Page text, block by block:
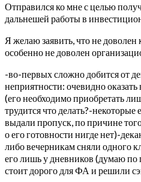
Отправился ко мне с целью
дальнешей работы в
Я желаю заявить, что не доволен
особенно не доволен
-во-первых сложно добится от
неприятности: очевидно
(его необходимо приобретать
трудится что делать?-
выдали пропуск, по причине
о его готовности нигде нет)-
либо вечерникам сняли одного
его лишь у дневников (думаю по
стоит дорого для ФА и решили